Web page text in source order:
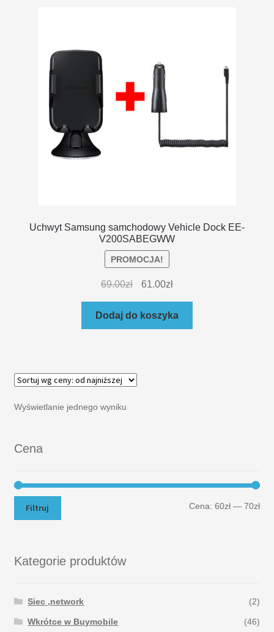
REGULAMIN SKLEPU
Uchwyt Samsung samchodowy Vehicle Dock EE-
V200SABEGWW
PROMOCJA!
69.00zł 61.00zł
Dodaj do koszyka
Wyświetlanie jednego wyniku
Cena
Filtruj Cena:60zł —70zł
Kategorie produktów
Siec ,network (2)
Wkrótce w Buymobile (46)